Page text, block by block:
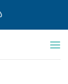
محتوا